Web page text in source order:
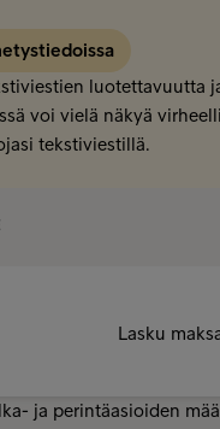
voi vielä näkyä
tekstiviestillä.
Lasku